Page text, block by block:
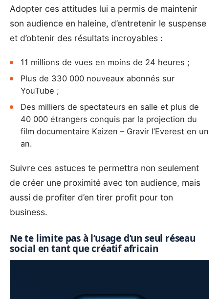
Adopter ces attitudes lui a permis de maintenir
son audience en haleine, d’entretenir le suspense
et d’obtenir des résultats incroyables :
11 millions de vues en moins de 24 heures ;
Plus de 330 000 nouveaux abonnés sur
YouTube ;
Des milliers de spectateurs en salle et plus de
40 000 étrangers conquis par la projection du
film documentaire Kaizen – Gravir l’Everest en un
an.
Suivre ces astuces te permettra non seulement
de créer une proximité avec ton audience, mais
aussi de profiter d’en tirer profit pour ton
business.
Ne te limite pas à l’usage d’un seul réseau
social en tant que créatif africain